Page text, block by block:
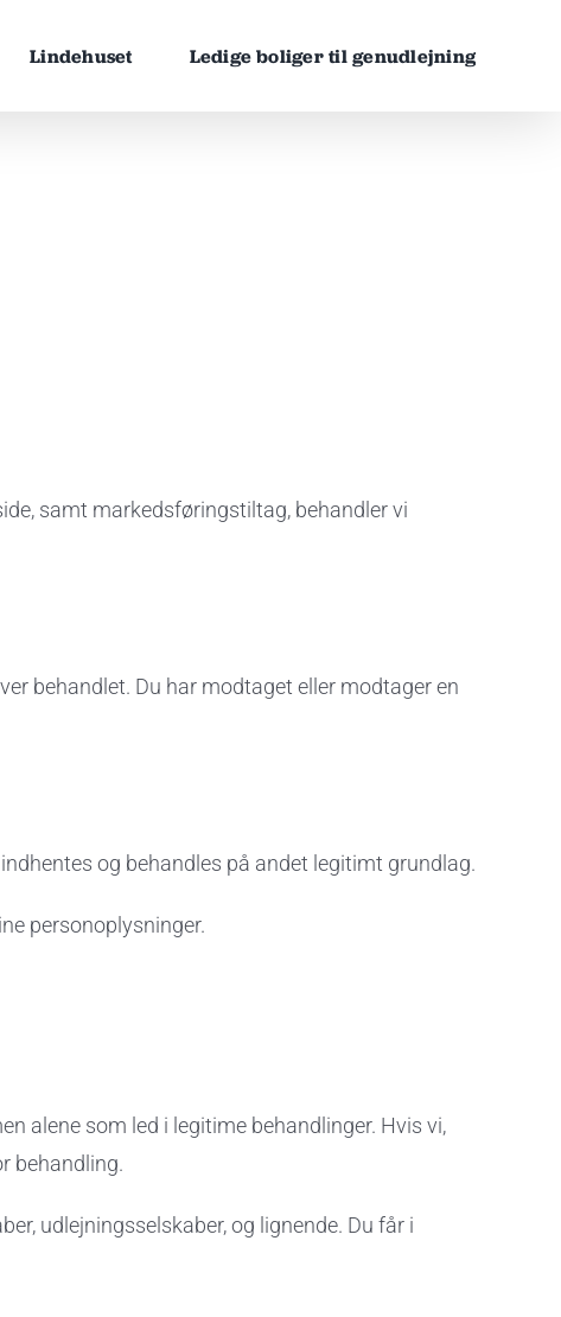
Lindehuset Ledige boliger til genudlejning
samt markedsføringstiltag, behandler vi
behandlet. Du har modtaget eller modtager en
og behandles på andet legitimt grundlag.
personoplysninger.
alene som led i legitime behandlinger. Hvis vi,
behandling.
udlejningsselskaber, og lignende. Du får i